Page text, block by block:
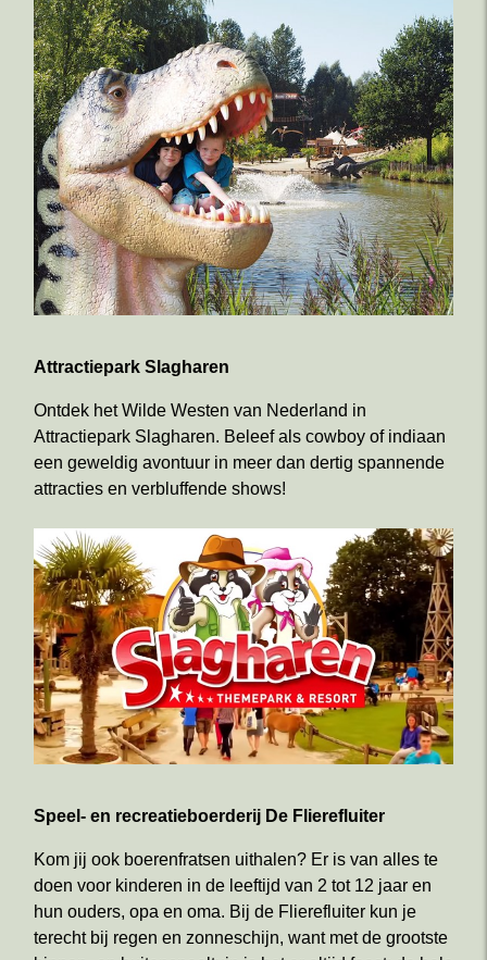
Attractiepark Slagharen
Ontdek het Wilde Westen van Nederland in
Attractiepark Slagharen. Beleef als cowboy of indiaan
een geweldig avontuur in meer dan dertig spannende
attracties en verbluffende shows!
Speel- en recreatieboerderij De Flierefluiter
Kom jij ook boerenfratsen uithalen? Er is van alles te
doen voor kinderen in de leeftijd van 2 tot 12 jaar en
hun ouders, opa en oma. Bij de Flierefluiter kun je
terecht bij regen en zonneschijn, want met de grootste